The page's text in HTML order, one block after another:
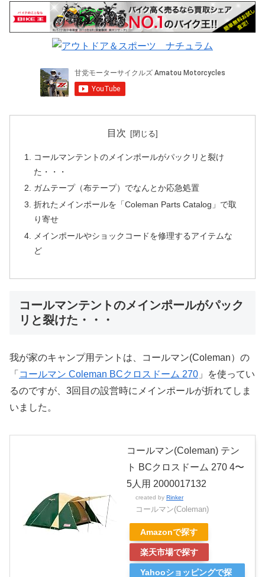
目次
コールマンテントのメインポールがパックリと裂け
た・・・
ガムテープ（布テープ）でなんとか応急処置
折れたメインポールを「Coleman Parts Catalog」で取
り寄せ
メインポールやショックコードを修理するアイテムな
ど
コールマンテントのメインポールがパック
リと裂けた・・・
我が家のキャンプ用テントは、コールマン(Coleman）の
「 コールマン Coleman BCクロスドーム 270 」を使ってい
るのですが、3回目の設営時にメインポールが折れてしま
いました。
コールマン(Coleman) テン
ト BCクロスドーム 270 4〜
5人用 2000017132
created by Rinker
コールマン(Coleman)
Amazonで探す
楽天市場で探す
Yahooショッピングで探